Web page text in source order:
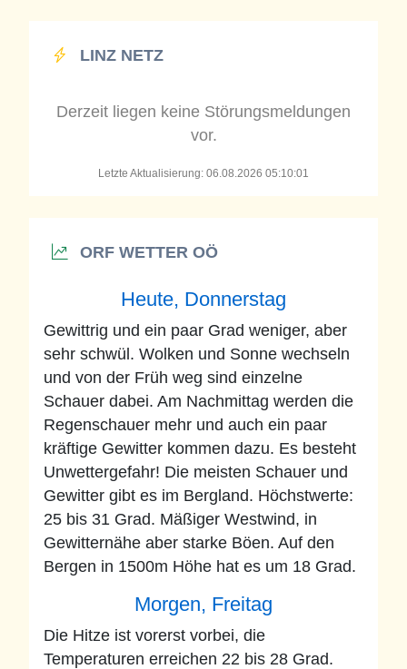
LINZ NETZ
Derzeit liegen keine Störungsmeldungen
vor.
Letzte Aktualisierung: 06.08.2026 05:10:01
ORF WETTER OÖ
Heute, Donnerstag
Gewittrig und ein paar Grad weniger, aber
sehr schwül. Wolken und Sonne wechseln
und von der Früh weg sind einzelne
Schauer dabei. Am Nachmittag werden die
Regenschauer mehr und auch ein paar
kräftige Gewitter kommen dazu. Es besteht
Unwettergefahr! Die meisten Schauer und
Gewitter gibt es im Bergland. Höchstwerte:
25 bis 31 Grad. Mäßiger Westwind, in
Gewitternähe aber starke Böen. Auf den
Bergen in 1500m Höhe hat es um 18 Grad.
Morgen, Freitag
Die Hitze ist vorerst vorbei, die
Temperaturen erreichen 22 bis 28 Grad.